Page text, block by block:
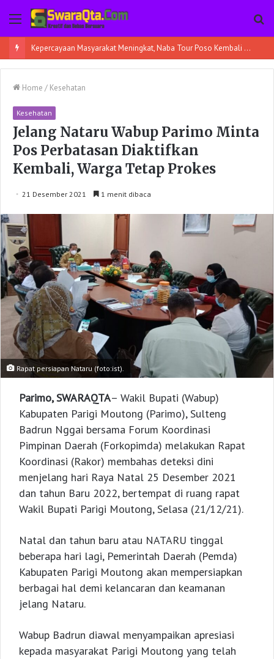
Menu
Kepercayaan Masyarakat Meningkat, Naba Tour Poso Kembali Berangkatkan 45 Jamaah Umroh
Home / Kesehatan
Kesehatan
Jelang Nataru Wabup Parimo Minta
Pos Perbatasan Diaktifkan
Kembali, Warga Tetap Prokes
21 Desember 2021 1 menit dibaca
Rapat persiapan Nataru (foto:ist).
Parimo, SWARAQTA– Wakil Bupati (Wabup)
Kabupaten Parigi Moutong (Parimo), Sulteng
Badrun Nggai bersama Forum Koordinasi
Pimpinan Daerah (Forkopimda) melakukan Rapat
Koordinasi (Rakor) membahas deteksi dini
menjelang hari Raya Natal 25 Desember 2021
dan tahun Baru 2022, bertempat di ruang rapat
Wakil Bupati Parigi Moutong, Selasa (21/12/21).
Natal dan tahun baru atau NATARU tinggal
beberapa hari lagi, Pemerintah Daerah (Pemda)
Kabupaten Parigi Moutong akan mempersiapkan
berbagai hal demi kelancaran dan keamanan
jelang Nataru.
Wabup Badrun diawal menyampaikan apresiasi
kepada masyarakat Parigi Moutong yang telah